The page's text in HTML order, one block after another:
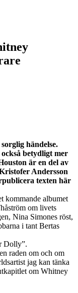
händelse.
betydligt mer
är en del av
Andersson
texten här
kommande albumet
om livets
Nina Simones röst,
i tant Bertas
Dolly”.
raden om och om
jag kan tänka
om Whitney